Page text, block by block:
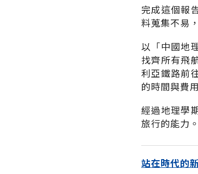
完成這個報
料蒐集不易
以「中國地
找齊所有飛
利亞鐵路前
的時間與費
經過地理學
旅行的能力。
站在時代的